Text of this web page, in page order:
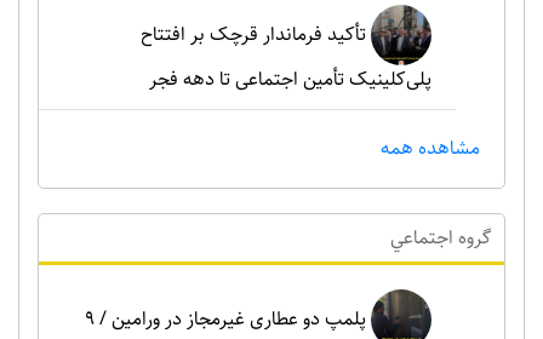
تأکید فرماندار قرچک بر افتتاح
پلی‌کلینیک تأمین اجتماعی تا دهه فجر
مشاهده همه
گروه اجتماعي
پلمپ دو عطاری غیرمجاز در ورامین / ۹